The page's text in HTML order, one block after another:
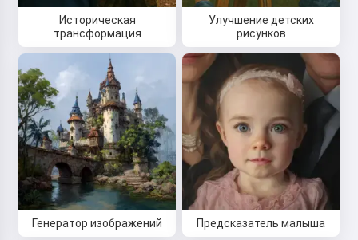
Историческая
трансформация
Улучшение детских
рисунков
Генератор изображений Предсказатель малыша